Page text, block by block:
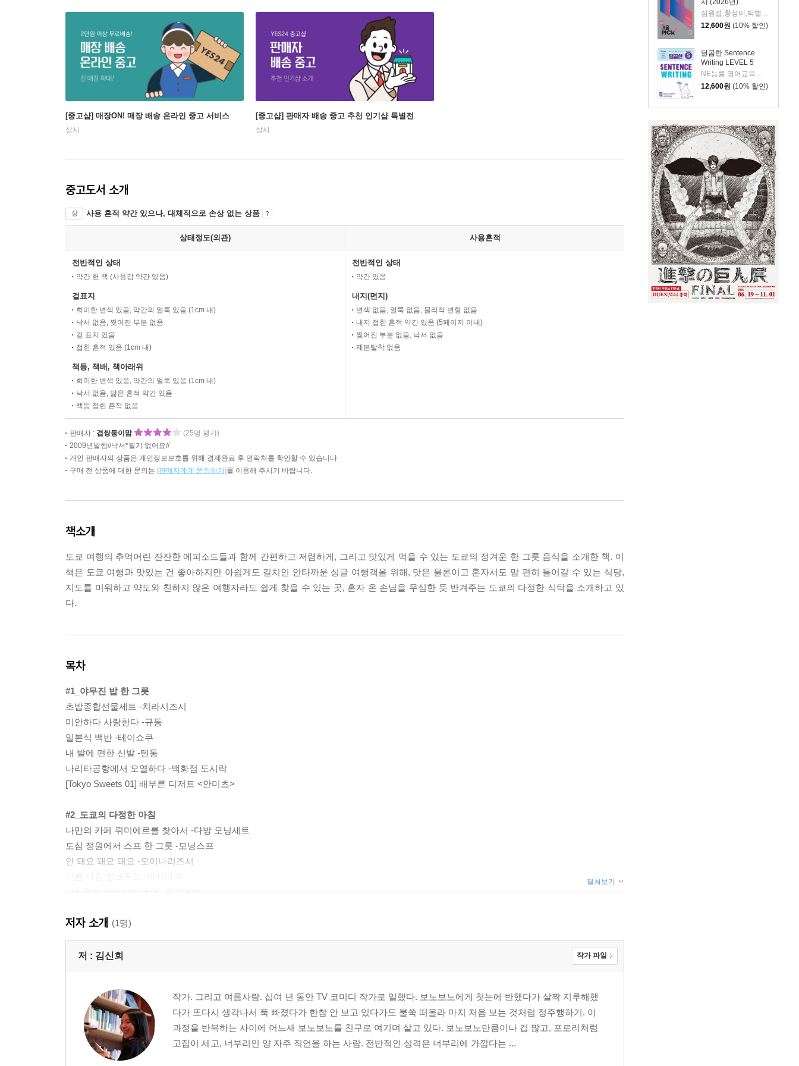
사 (2026년)
심원섭,황정미,박별,이소영 저
12,600원 (10% 할인)
달곰한 Sentence
Writing LEVEL 5
NE능률 영어교육연구소 저
12,600원 (10% 할인)
[중고샵] 매장ON! 매장 배송 온라인 중고 서비스
상시
[중고샵] 판매자 배송 중고 추천 인기샵 특별전
상시
중고도서 소개
상 사용 흔적 약간 있으나, 대체적으로 손상 없는 상품
상태정도(외관) 사용흔적
전반적인 상태
약간 헌 책 (사용감 약간 있음)
겉표지
희미한 변색 있음, 약간의 얼룩 있음 (1cm 내)
낙서 없음, 찢어진 부분 없음
겉 표지 있음
접힌 흔적 있음 (1cm 내)
책등, 책배, 책아래위
희미한 변색 있음, 약간의 얼룩 있음 (1cm 내)
낙서 없음, 닳은 흔적 약간 있음
책등 접힌 흔적 없음
전반적인 상태
약간 있음
내지(면지)
변색 없음, 얼룩 없음, 물리적 변형 없음
내지 접힌 흔적 약간 있음 (5페이지 이내)
찢어진 부분 없음, 낙서 없음
제본탈착 없음
판매자 : 겹쌍둥이맘
(25명 평가)
2009년발행//낙서*필기 없어요//
개인 판매자의 상품은 개인정보보호를 위해 결제완료 후 연락처를 확인할 수 있습니다.
구매 전 상품에 대한 문의는 [판매자에게 문의하기]를 이용해 주시기 바랍니다.
책소개
도쿄 여행의 추억어린 잔잔한 에피소드들과 함께 간편하고 저렴하게, 그리고 맛있게 먹을 수 있는 도쿄의 정겨운 한 그릇 음식을 소개한 책. 이
책은 도쿄 여행과 맛있는 건 좋아하지만 아쉽게도 길치인 안타까운 싱글 여행객을 위해, 맛은 물론이고 혼자서도 맘 편히 들어갈 수 있는 식당,
지도를 미워하고 약도와 친하지 않은 여행자라도 쉽게 찾을 수 있는 곳, 혼자 온 손님을 무심한 듯 반겨주는 도쿄의 다정한 식탁을 소개하고 있
다.
목차
#1_야무진 밥 한 그릇
초밥종합선물세트 -치라시즈시
미안하다 사랑한다 -규동
일본식 백반 -테이쇼쿠
내 발에 편한 신발 -텐동
나리타공항에서 오열하다 -백화점 도시락
[Tokyo Sweets 01] 배부른 디저트 <안미츠>
#2_도쿄의 다정한 아침
나만의 카페 뤼미에르를 찾아서 -다방 모닝세트
도심 정원에서 스프 한 그릇 -모닝스프
안 돼요 돼요 돼요 -오이나리즈시
날카로운 첫인상의 추억 -오챠즈케
◎ 싱글의 소박한 도쿄나들이 <슈퍼마켓 장보기>
#3_산책하기 좋은 날
여자들의 피크닉 도시락 -오니기리
한밤중의 산책 편의점 -오뎅
내가 편애하는 동네 -델리세트
[Tokyo Sweets 03] 아사쿠사 간식 <센베 & 아게만쥬>
펼쳐보기
저자 소개 (1명)
저 : 김신회 작가 파일
작가. 그리고 여름사람. 십여 년 동안 TV 코미디 작가로 일했다. 보노보노에게 첫눈에 반했다가 살짝 지루해했
다가 또다시 생각나서 푹 빠졌다가 한참 안 보고 있다가도 불쑥 떠올라 마치 처음 보는 것처럼 정주행하기. 이
과정을 반복하는 사이에 어느새 보노보노를 친구로 여기며 살고 있다. 보노보노만큼이나 겁 많고, 포로리처럼
고집이 세고, 너부리인 양 자주 직언을 하는 사람. 전반적인 성격은 너부리에 가깝다는 ...